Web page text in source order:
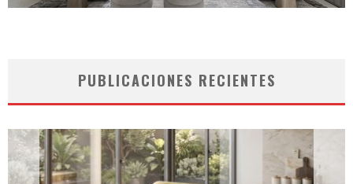
PUBLICACIONES RECIENTES